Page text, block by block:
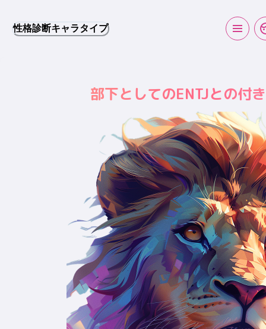
性格診断キャラタイプ
部下としてのENTJとの付